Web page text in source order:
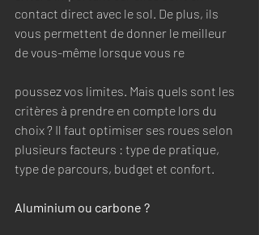
contact direct avec le sol. De plus, ils
vous permettent de donner le meilleur
de vous-même lorsque vous re
poussez vos limites. Mais quels sont les
critères à prendre en compte lors du
choix ? Il faut optimiser ses roues selon
plusieurs facteurs : type de pratique,
type de parcours, budget et confort.
Aluminium ou carbone ?